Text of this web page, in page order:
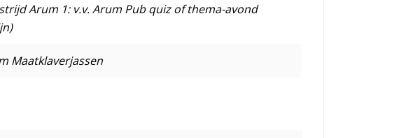
Arum 1: v.v. Arum Pub quiz of thema-avond
Maatklaverjassen